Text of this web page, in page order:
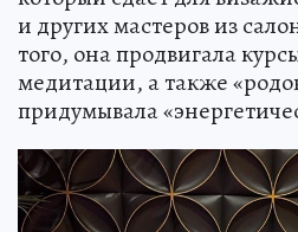
и других мастеров из
того, она продвигала
медитации, а также
придумывала